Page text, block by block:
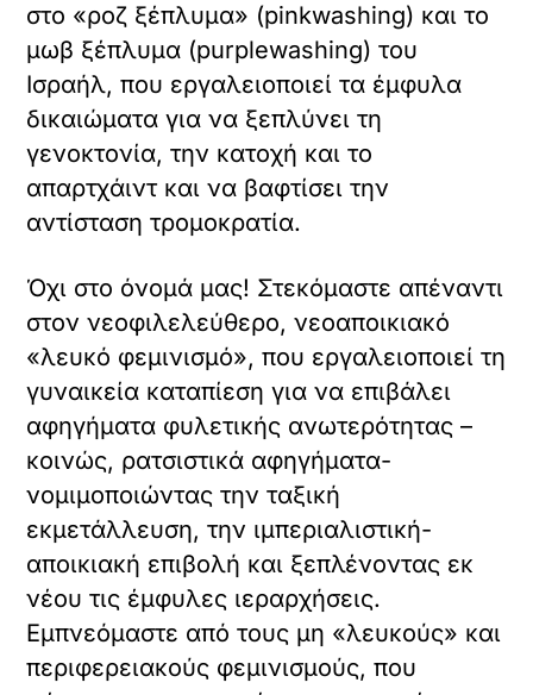
στο «ροζ ξέπλυμα» (pinkwashing) και το
μωβ ξέπλυμα (purplewashing) του
Ισραήλ, που εργαλειοποιεί τα έμφυλα
δικαιώματα για να ξεπλύνει τη
γενοκτονία, την κατοχή και το
απαρτχάιντ και να βαφτίσει την
αντίσταση τρομοκρατία.
Όχι στο όνομά μας! Στεκόμαστε απέναντι
στον νεοφιλελεύθερο, νεοαποικιακό
«λευκό φεμινισμό», που εργαλειοποιεί τη
γυναικεία καταπίεση για να επιβάλει
αφηγήματα φυλετικής ανωτερότητας –
κοινώς, ρατσιστικά αφηγήματα-
νομιμοποιώντας την ταξική
εκμετάλλευση, την ιμπεριαλιστική-
αποικιακή επιβολή και ξεπλένοντας εκ
νέου τις έμφυλες ιεραρχήσεις.
Εμπνεόμαστε από τους μη «λευκούς» και
περιφερειακούς φεμινισμούς, που